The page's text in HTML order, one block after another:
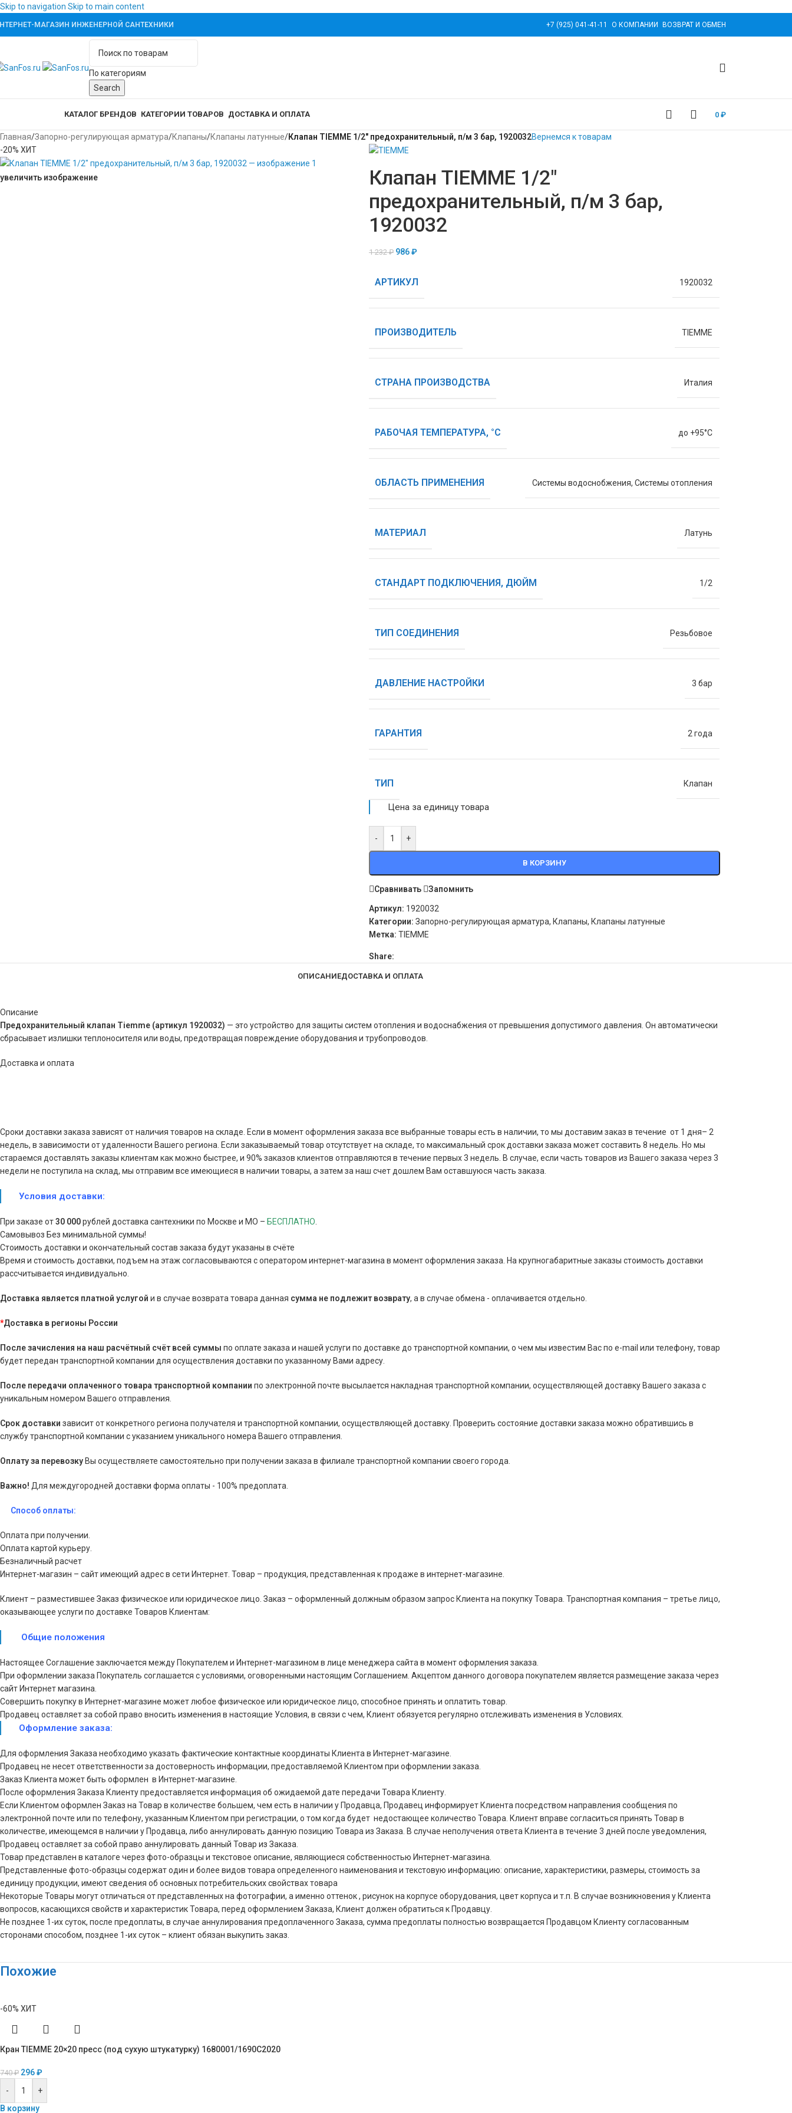
Skip to navigation Skip to main content
МАГАЗИН ИНЖЕНЕРНОЙ САНТЕХНИКИ +7 (925) 041-41-11 О КОМПАНИИ ВОЗВРАТ И ОБМЕН
По категориям
Search
КАТАЛОГ БРЕНДОВ КАТЕГОРИИ ТОВАРОВ ДОСТАВКА И ОПЛАТА 0 ₽
Главная/Запорно-регулирующая арматура/Клапаны/Клапаны латунные/Клапан TIEMME 1/2″ предохранительный, п/м 3 бар, 1920032Вернемся к товарам
-20% ХИТ
увеличить изображение
Клапан TIEMME 1/2″
предохранительный, п/м 3 бар,
1920032
1 232₽ 986₽
АРТИКУЛ 1920032
ПРОИЗВОДИТЕЛЬ TIEMME
СТРАНА ПРОИЗВОДСТВА Италия
РАБОЧАЯ ТЕМПЕРАТУРА, °С до +95°C
ОБЛАСТЬ ПРИМЕНЕНИЯ Системы водоснобжения, Системы отопления
МАТЕРИАЛ Латунь
СТАНДАРТ ПОДКЛЮЧЕНИЯ, ДЮЙМ 1/2
ТИП СОЕДИНЕНИЯ Резьбовое
ДАВЛЕНИЕ НАСТРОЙКИ 3 бар
ГАРАНТИЯ 2 года
ТИП Клапан
Цена за единицу товара
- +
В КОРЗИНУ
Сравнивать Запомнить
Артикул: 1920032
Категории: Запорно-регулирующая арматура, Клапаны, Клапаны латунные
Метка: TIEMME
Share:
ОПИСАНИЕДОСТАВКА И ОПЛАТА
Описание
Предохранительный клапан Tiemme (артикул 1920032) — это устройство для защиты систем отопления и водоснабжения отпревышения допустимого давления. Он автоматически
сбрасываетизлишки теплоносителя или воды, предотвращая повреждение оборудования и трубопроводов.
Доставка и оплата
Сроки доставки заказа зависят от наличия товаров на складе. Если в момент оформления заказа все выбранные товары есть в наличии, то мы доставим заказ в течение от 1 дня– 2
недель, в зависимости от удаленности Вашего региона. Если заказываемый товар отсутствует на складе, то максимальный срок доставки заказа может составить 8 недель. Но мы
стараемся доставлять заказы клиентам как можно быстрее, и 90% заказов клиентов отправляются в течение первых 3 недель. В случае, если часть товаров из Вашего заказа через 3
недели не поступила на склад, мы отправим все имеющиеся в наличии товары, а затем за наш счет дошлем Вам оставшуюся часть заказа.
Условия доставки:
При заказе от30 000рублей доставка сантехники по Москве и МО – БЕСПЛАТНО.
Самовывоз Без минимальной суммы!
Стоимость доставки и окончательный состав заказа будут указаны в счёте
Время и стоимость доставки, подъем на этаж согласовываются с оператором интернет-магазина в момент оформления заказа. На крупногабаритные заказы стоимость доставки
рассчитывается индивидуально.
Доставка является платной услугой и в случае возврата товара данная сумма не подлежит возврату, а в случае обмена - оплачивается отдельно.
*Доставка в регионы России
После зачисления на наш расчётный счёт всей суммы по оплате заказа и нашей услуги по доставке до транспортной компании, о чем мы известим Вас по e-mail или телефону, товар
будет передан транспортной компании для осуществления доставки по указанному Вами адресу.
После передачи оплаченного товара транспортной компании по электронной почте высылается накладная транспортной компании, осуществляющей доставку Вашего заказа с
уникальным номером Вашего отправления.
Срок доставки зависит от конкретного региона получателя и транспортной компании, осуществляющей доставку. Проверить состояние доставки заказа можно обратившись в
службу транспортной компании с указанием уникального номера Вашего отправления.
Оплату за перевозку Вы осуществляете самостоятельно при получении заказа в филиале транспортной компании своего города.
Важно! Для междугородней доставки форма оплаты - 100% предоплата.
Способ оплаты:
Оплата при получении.
Оплата картой курьеру.
Безналичный расчет
Интернет-магазин – сайт имеющий адрес в сети Интернет. Товар – продукция, представленная к продаже в интернет-магазине.
Клиент – разместившее Заказ физическое или юридическое лицо. Заказ – оформленный должным образом запрос Клиента на покупку Товара. Транспортная компания – третье лицо,
оказывающее услуги по доставке Товаров Клиентам:
Общие положения
Настоящее Соглашение заключается между Покупателем и Интернет-магазином в лице менеджера сайта в момент оформления заказа.
При оформлении заказа Покупатель соглашается с условиями, оговоренными настоящим Соглашением. Акцептом данного договора покупателем является размещение заказа через
сайт Интернет магазина.
Совершить покупку в Интернет-магазине может любое физическое или юридическое лицо, способное принять и оплатить товар.
Продавец оставляет за собой право вносить изменения в настоящие Условия, в связи с чем, Клиент обязуется регулярно отслеживать изменения в Условиях.
Оформление заказа:
Для оформления Заказа необходимо указать фактические контактные координаты Клиента в Интернет-магазине.
Продавец не несет ответственности за достоверность информации, предоставляемой Клиентом при оформлении заказа.
Заказ Клиента может быть оформлен в Интернет-магазине.
После оформления Заказа Клиенту предоставляется информация об ожидаемой дате передачи Товара Клиенту.
Если Клиентом оформлен Заказ на Товар в количестве большем, чем есть в наличии у Продавца, Продавец информирует Клиента посредством направления сообщения по
электронной почте или по телефону, указанным Клиентом при регистрации, о том когда будет недостающее количество Товара. Клиент вправе согласиться принять Товар в
количестве, имеющемся в наличии у Продавца, либо аннулировать данную позицию Товара из Заказа. В случае неполучения ответа Клиента в течение 3 дней после уведомления,
Продавец оставляет за собой право аннулировать данный Товар из Заказа.
Товар представлен в каталоге через фото-образцы и текстовое описание, являющиеся собственностью Интернет-магазина.
Представленные фото-образцы содержат один и более видов товара определенного наименования и текстовую информацию: описание, характеристики, размеры, стоимость за
единицу продукции, имеют сведения об основных потребительских свойствах товара
Некоторые Товары могут отличаться от представленных на фотографии, а именно оттенок , рисунок на корпусе оборудования, цвет корпуса и т.п. В случае возникновения у Клиента
вопросов, касающихся свойств и характеристик Товара, перед оформлением Заказа, Клиент должен обратиться к Продавцу.
Не позднее 1-их суток, после предоплаты, в случае аннулирования предоплаченного Заказа, сумма предоплаты полностью возвращается Продавцом Клиенту согласованным
сторонами способом, позднее 1-их суток – клиент обязан выкупить заказ.
Похожие
-60% ХИТ
Кран TIEMME 20×20 пресс (под сухую штукатурку) 1680001/1690C2020
740₽ 296₽
-
+
В корзину